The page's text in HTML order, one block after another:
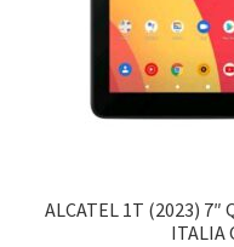
ALCATEL 1T (2023) 7″
ITALIA